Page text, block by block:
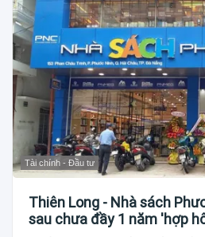
Tài chính - Đầu tư
Thiên Long - Nhà sách
sau chưa đầy 1 năm 'hợp